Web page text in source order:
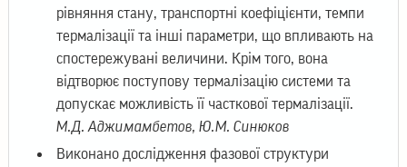
рівняння стану, транспортні коефіцієнти, темпи
термалізації та інші параметри, що впливають на
спостережувані величини. Крім того, вона
відтворює поступову термалізацію системи та
допускає можливість її часткової термалізації.
М.Д. Аджимамбетов, Ю.М. Синюков
Виконано дослідження фазової структури